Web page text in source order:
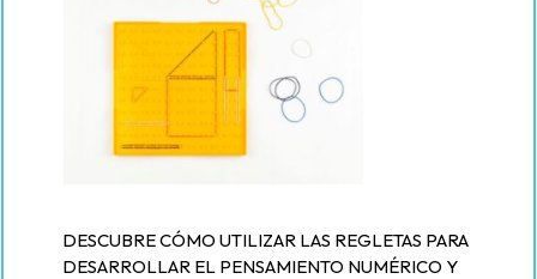
DESCUBRE CÓMO UTILIZAR LAS REGLETAS PARA
DESARROLLAR EL PENSAMIENTO NUMÉRICO Y